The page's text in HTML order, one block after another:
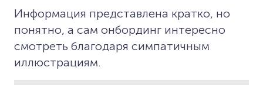
Информация представлена кратко, но
понятно, а сам онбординг интересно
смотреть благодаря симпатичным
иллюстрациям.